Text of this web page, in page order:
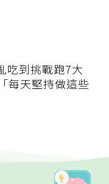
吃到挑戰跑7大
每天堅持做這些